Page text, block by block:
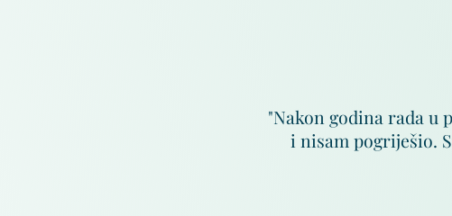
"Nakon godina rada
i nisam pogriješio.